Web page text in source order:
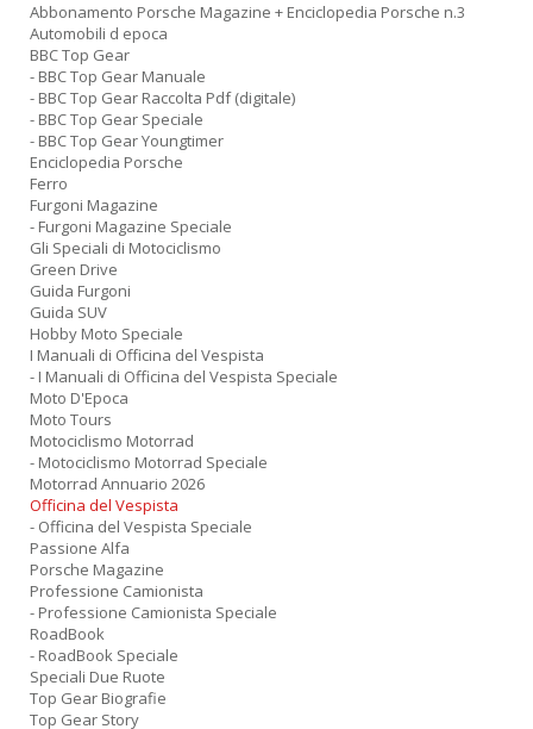
Abbonamento Porsche Magazine + Enciclopedia Porsche n.3
Automobili d epoca
BBC Top Gear
- BBC Top Gear Manuale
- BBC Top Gear Raccolta Pdf (digitale)
- BBC Top Gear Speciale
- BBC Top Gear Youngtimer
Enciclopedia Porsche
Ferro
Furgoni Magazine
- Furgoni Magazine Speciale
Gli Speciali di Motociclismo
Green Drive
Guida Furgoni
Guida SUV
Hobby Moto Speciale
I Manuali di Officina del Vespista
- I Manuali di Officina del Vespista Speciale
Moto D'Epoca
Moto Tours
Motociclismo Motorrad
- Motociclismo Motorrad Speciale
Motorrad Annuario 2026
Officina del Vespista
- Officina del Vespista Speciale
Passione Alfa
Porsche Magazine
Professione Camionista
- Professione Camionista Speciale
RoadBook
- RoadBook Speciale
Speciali Due Ruote
Top Gear Biografie
Top Gear Story